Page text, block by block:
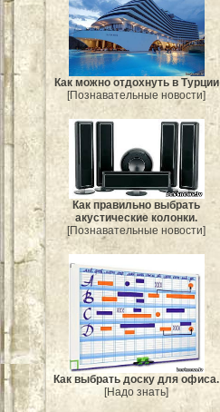
Как можно отдохнуть в Турции
[Познавательные новости]
Как правильно выбрать
акустические колонки.
[Познавательные новости]
Как выбрать доску для офиса.
[Надо знать]